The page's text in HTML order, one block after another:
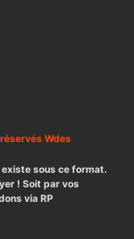
Wdes
sous ce format.
! Soit par vos
via RP